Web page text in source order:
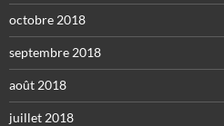
octobre 2018
septembre 2018
août 2018
juillet 2018